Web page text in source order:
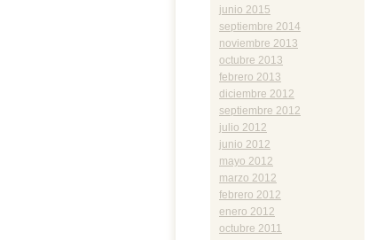
junio 2015
septiembre 2014
noviembre 2013
octubre 2013
febrero 2013
diciembre 2012
septiembre 2012
julio 2012
junio 2012
mayo 2012
marzo 2012
febrero 2012
enero 2012
octubre 2011